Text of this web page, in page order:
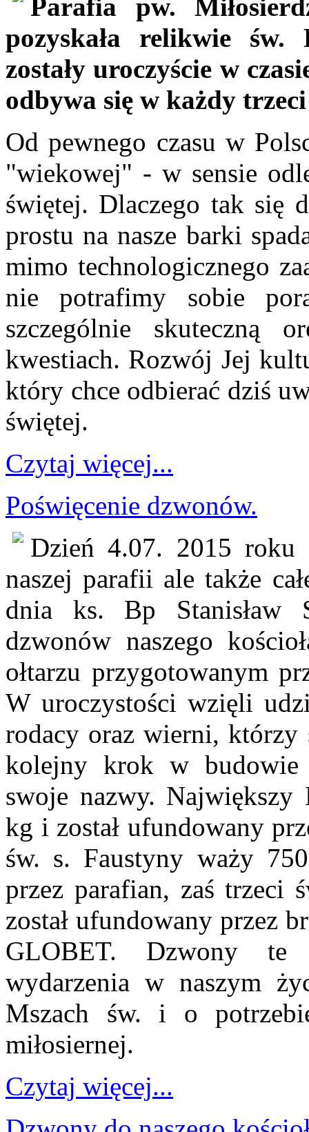
Parafia pw.
pozyskała relikwie
zostały uroczyście w
odbywa się w każdy
Od pewnego czasu w
"wiekowej" - w sensie
świętej. Dlaczego tak się
prostu na nasze barki
mimo technologicznego
nie potrafimy sobie
szczególnie skuteczną
kwestiach. Rozwój Jej
który chce odbierać dziś
świętej.
Czytaj więcej...
Poświęcenie dzwonów.
Dzień 4.07. 2015
naszej parafii ale także
dnia ks. Bp Stanisław
dzwonów naszego
ołtarzu przygotowanym
W uroczystości wzięli
rodacy oraz wierni, którzy
kolejny krok w budowie
swoje nazwy. Największy
kg i został ufundowany
św. s. Faustyny waży
przez parafian, zaś trzeci
został ufundowany przez
GLOBET. Dzwony te
wydarzenia w naszym
Mszach św. i o
miłosiernej.
Czytaj więcej...